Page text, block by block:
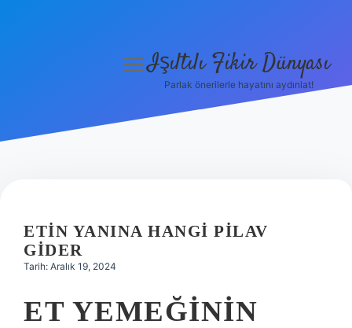
menüyüIşıltılı Fikir Dünyası
Parlak önerilerle hayatını aydınlat!
ETIN YANINA HANGI PILAV
GIDER
Tarih: Aralık 19, 2024
ET YEMEĞININ